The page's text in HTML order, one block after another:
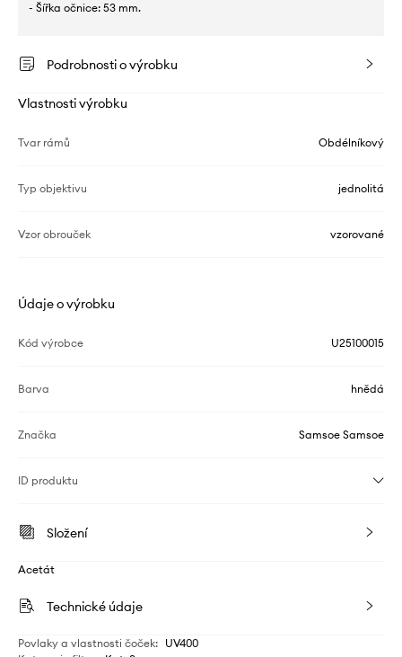
- Šířka očnice: 53 mm.
Podrobnosti o výrobku
Vlastnosti výrobku
Tvar rámů Obdélníkový
Typ objektivu jednolitá
Vzor obrouček vzorované
Údaje o výrobku
Kód výrobce U25100015
Barva hnědá
Značka Samsoe Samsoe
ID produktu
Složení
Acetát
Technické údaje
Povlaky a vlastnosti čoček: UV400